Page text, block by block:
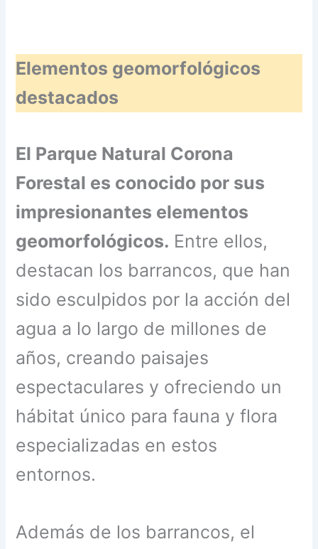
Elementos geomorfológicos
destacados
El Parque Natural Corona
Forestal es conocido por sus
impresionantes elementos
geomorfológicos. Entre ellos,
destacan los barrancos, que han
sido esculpidos por la acción del
agua a lo largo de millones de
años, creando paisajes
espectaculares y ofreciendo un
hábitat único para fauna y flora
especializadas en estos
entornos.
Además de los barrancos, el